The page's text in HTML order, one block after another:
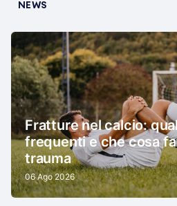
NEWS
Fratture nel calcio:
frequenti e che cosa
trauma
06 Ago 2026